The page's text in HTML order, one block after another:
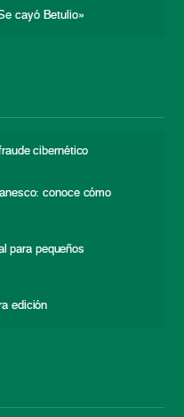
cayó Betulio»
cibernético
conoce cómo
para pequeños
edición